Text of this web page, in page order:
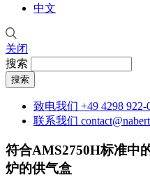
中文
关闭
搜索
致电我们 +49 4298 922-
联系我们
符合AMS2750H标准中
炉的供气盒